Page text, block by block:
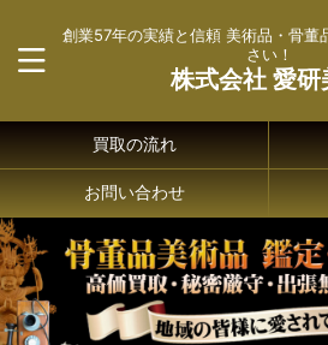
創業57年の実績と信頼 美術品・骨董
さい！
株式会社 愛研
買取の流れ
お問い合わせ